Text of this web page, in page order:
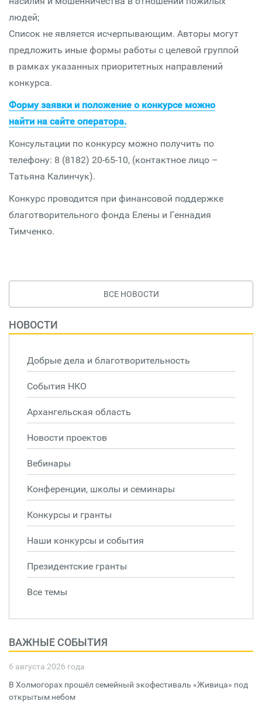
людей;
Список не является исчерпывающим. Авторы могут
предложить иные формы работы с целевой группой
в рамках указанных приоритетных направлений
конкурса.
Форму заявки и положение о конкурсе можно
найти на сайте оператора.
Консультации по конкурсу можно получить по
телефону: 8 (8182) 20-65-10, (контактное лицо –
Татьяна Калинчук).
Конкурс проводится при финансовой поддержке
благотворительного фонда Елены и Геннадия
Тимченко.
ВСЕ НОВОСТИ
НОВОСТИ
Добрые дела и благотворительность
События НКО
Архангельская область
Новости проектов
Вебинары
Конференции, школы и семинары
Конкурсы и гранты
Наши конкурсы и события
Президентские гранты
Все темы
ВАЖНЫЕ СОБЫТИЯ
6 августа 2026 года
В Холмогорах прошёл семейный экофестиваль «Живица» под
открытым небом